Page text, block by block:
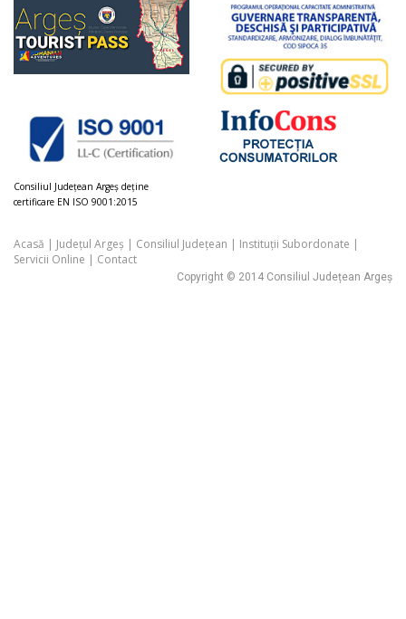
Consiliul Judeţean Argeș deţine
certificare EN ISO 9001:2015
Acasă | Județul Argeș | Consiliul Județean | Instituții Subordonate |
Servicii Online | Contact
Copyright © 2014 Consiliul Județean Argeș